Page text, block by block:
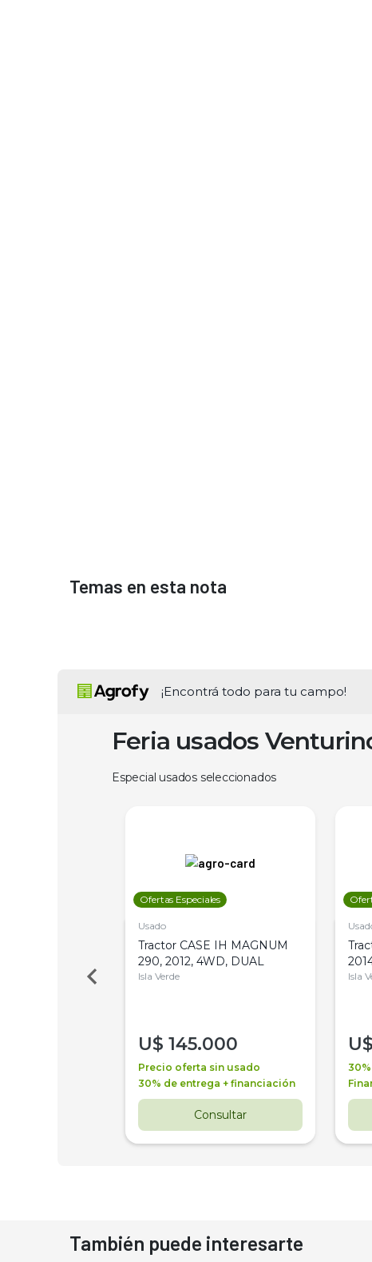
Temas en esta nota
¡Encontrá todo para tu campo!
Feria usados
Especial usados seleccionados
Ofertas Especiales
Usado
Tractor CASE IH MAGNUM
290, 2012, 4WD, DUAL
Isla Verde
U$ 145.000
Precio oferta sin usado
30% de entrega + financiación
Consultar
Isla
U$
También puede interesarte